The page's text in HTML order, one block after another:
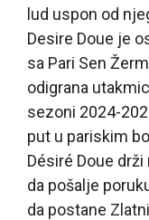
lud uspon od
Desire Doue je
sa Pari Sen
odigrana
sezoni 2024-
put u pariskim
Désiré Doue
da pošalje
da postane